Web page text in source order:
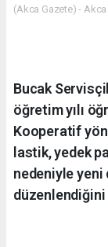
(Akca Gazete) - Akca
Bucak
öğretim yılı
Kooperatif
lastik, yedek
nedeniyle
düzenlendiğini